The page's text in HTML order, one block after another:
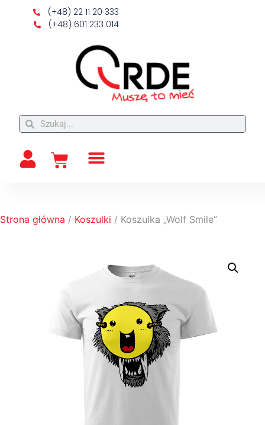
(+48) 22 11 20 333
(+48) 601 233 014
Strona główna / Koszulki / Koszulka „Wolf Smile”